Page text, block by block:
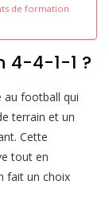
de formation
4-4-1-1 ?
au football qui
terrain et un
Cette
tout en
fait un choix